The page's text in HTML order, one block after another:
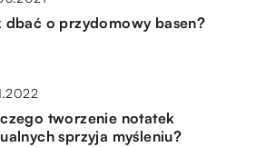
dbać o przydomowy basen?
tworzenie notatek
sprzyja myśleniu?